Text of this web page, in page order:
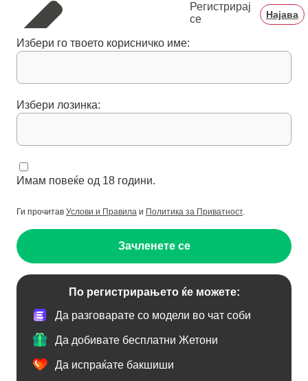
Регистрирај
се
Најава
Избери го твоето корисничко име:
Избери лозинка:
Имам повеќе од 18 години.
Ги прочитав Услови и Правила и Политика за Приватност.
Зачленете се
По регистрирањето ќе можете:
Да разговарате со модели во чат соби
Да добивате бесплатни Жетони
Да испраќате бакшиши